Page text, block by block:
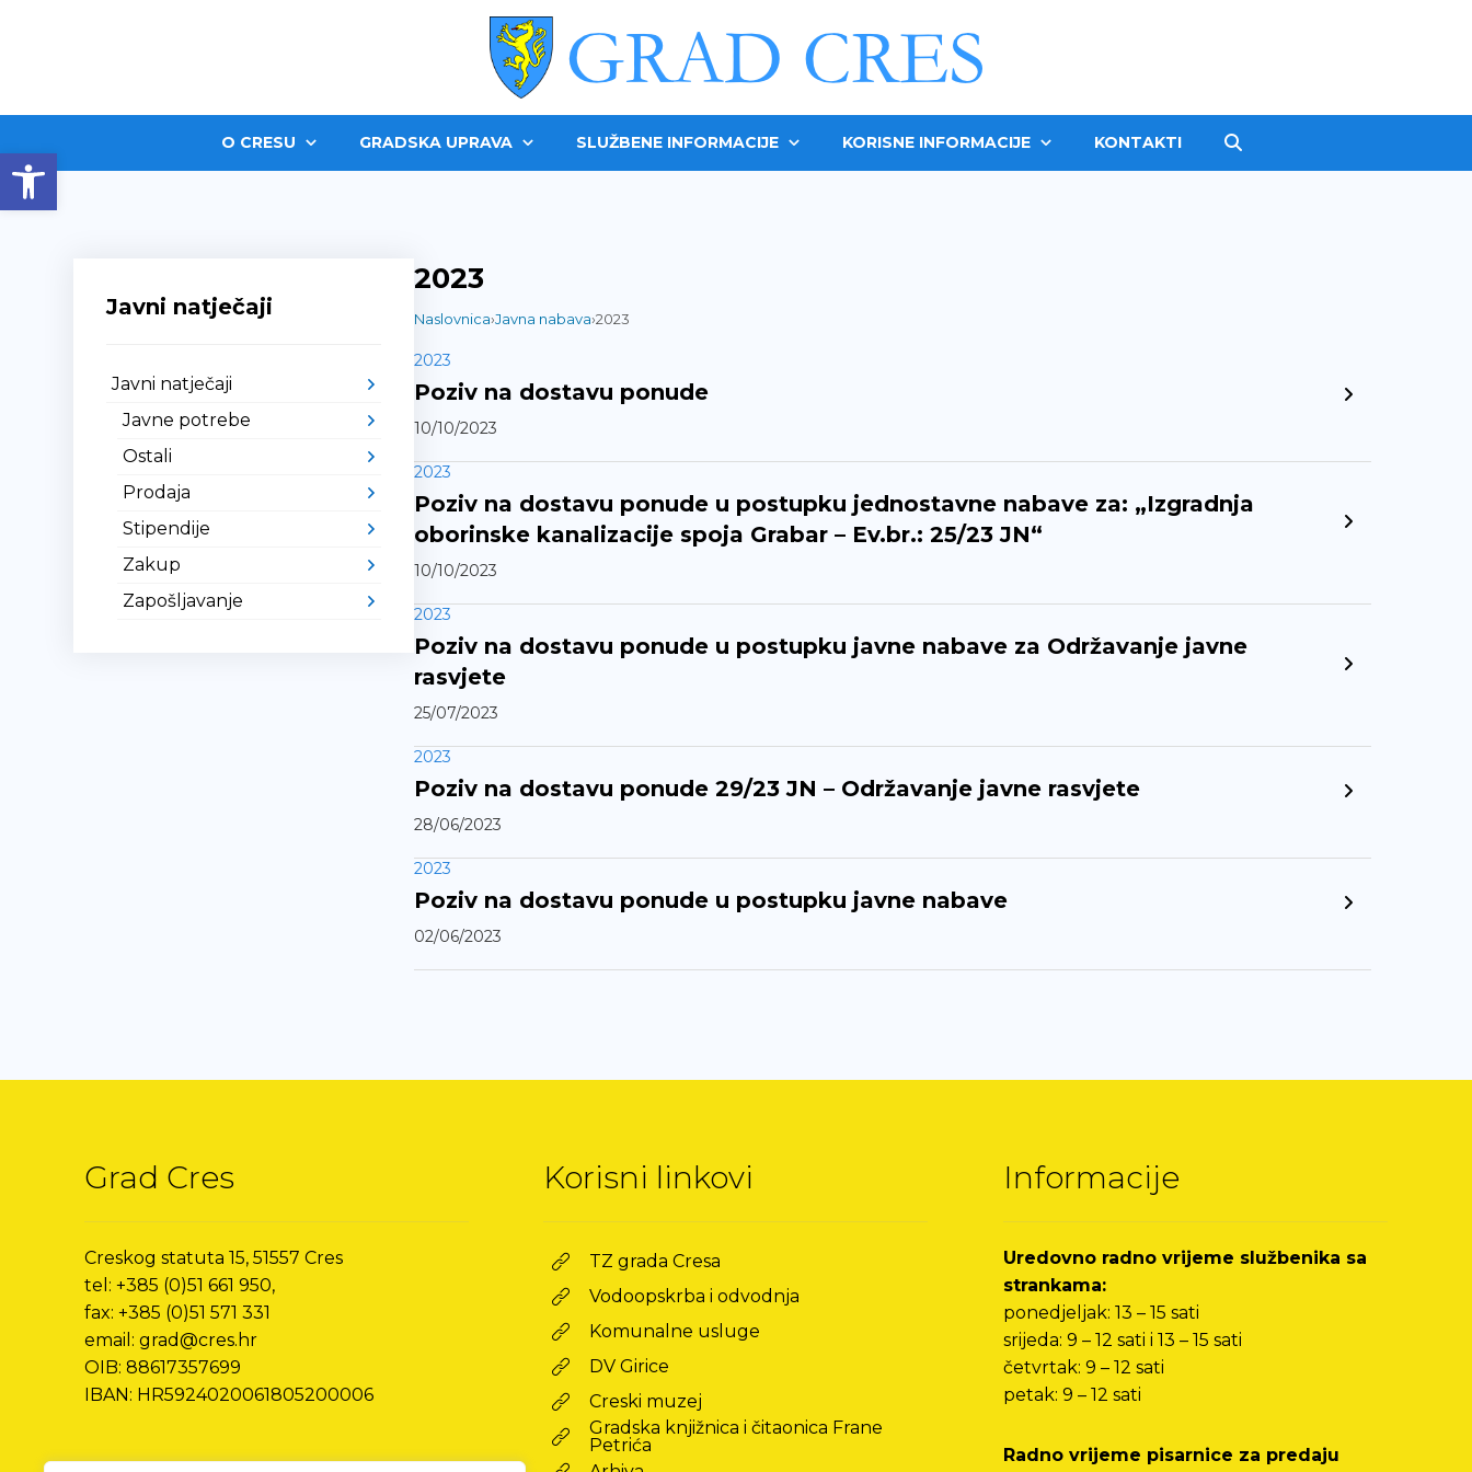
Open toolbarO CRESU GRADSKA UPRAVA SLUŽBENE INFORMACIJE KORISNE INFORMACIJE KONTAKTI
Javni natječaji
Javni natječaji
Javne potrebe
Ostali
Prodaja
Stipendije
Zakup
Zapošljavanje
2023
Naslovnica›Javna nabava›2023
2023
Poziv na dostavu ponude
10/10/2023
2023
Poziv na dostavu ponude u postupku jednostavne nabave za: „Izgradnja
oborinske kanalizacije spoja Grabar – Ev.br.: 25/23 JN“
10/10/2023
2023
Poziv na dostavu ponude u postupku javne nabave za Održavanje javne
rasvjete
25/07/2023
2023
Poziv na dostavu ponude 29/23 JN – Održavanje javne rasvjete
28/06/2023
2023
Poziv na dostavu ponude u postupku javne nabave
02/06/2023
Grad Cres
Creskog statuta 15, 51557 Cres
tel: +385 (0)51 661 950,
fax: +385 (0)51 571 331
email: grad@cres.hr
OIB: 88617357699
IBAN: HR5924020061805200006
Korisni linkovi
TZ grada Cresa
Vodoopskrba i odvodnja
Komunalne usluge
DV Girice
Creski muzej
Gradska knjižnica i čitaonica Frane
Petrića
Informacije
Uredovno radno vrijeme službenika sa
strankama:
ponedjeljak: 13 – 15 sati
srijeda: 9 – 12 sati i 13 – 15 sati
četvrtak: 9 – 12 sati
petak: 9 – 12 sati
Radno vrijeme pisarnice za predaju